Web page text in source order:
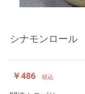
シナモンロール
￥486 税込